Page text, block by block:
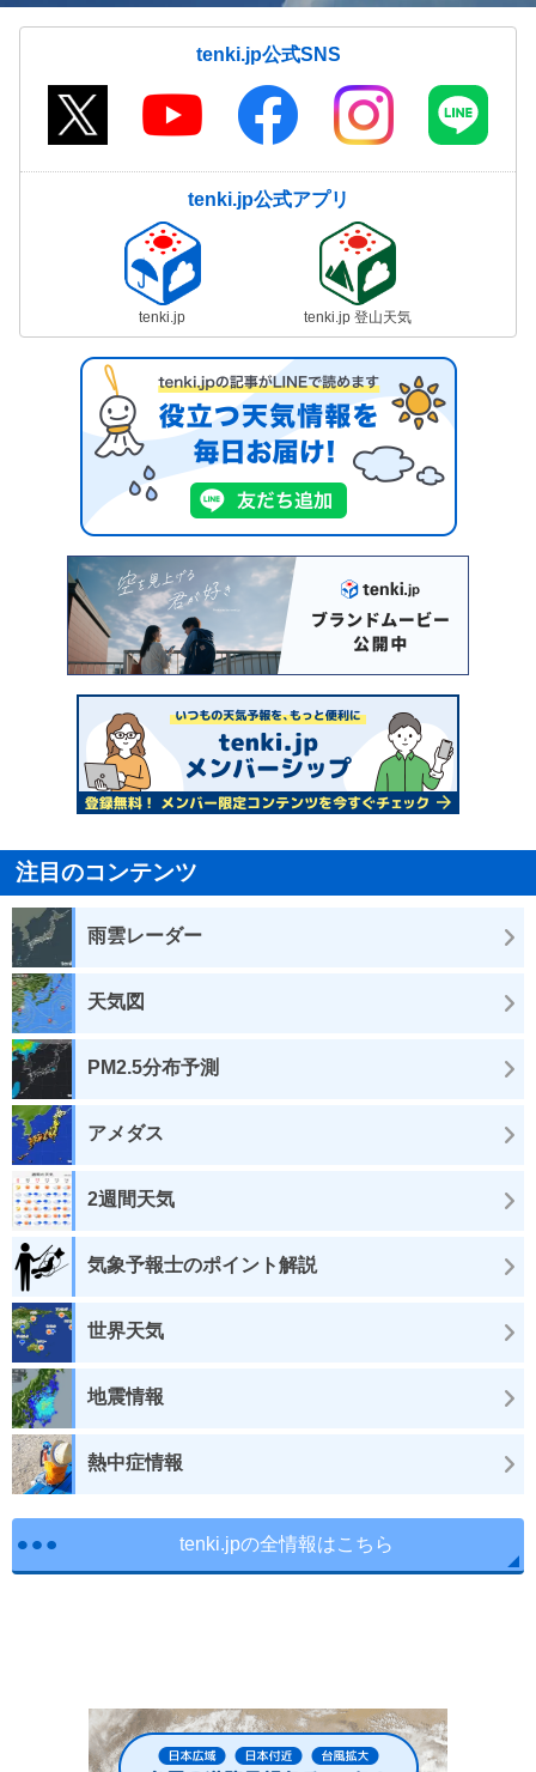
tenki.jp公式SNS
tenki.jp公式アプリ
tenki.jp tenki.jp 登山天気
注目のコンテンツ
雨雲レーダー
天気図
PM2.5分布予測
アメダス
2週間天気
気象予報士のポイント解説
世界天気
地震情報
熱中症情報
tenki.jpの全情報はこちら